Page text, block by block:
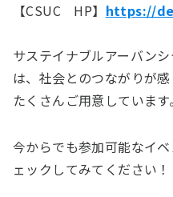
【CSUC HP】 https://
サステイナブルアーバン
は、社会とのつながりが
たくさんご用意しています。
今からでも参加可能なイ
ェックしてみてください！